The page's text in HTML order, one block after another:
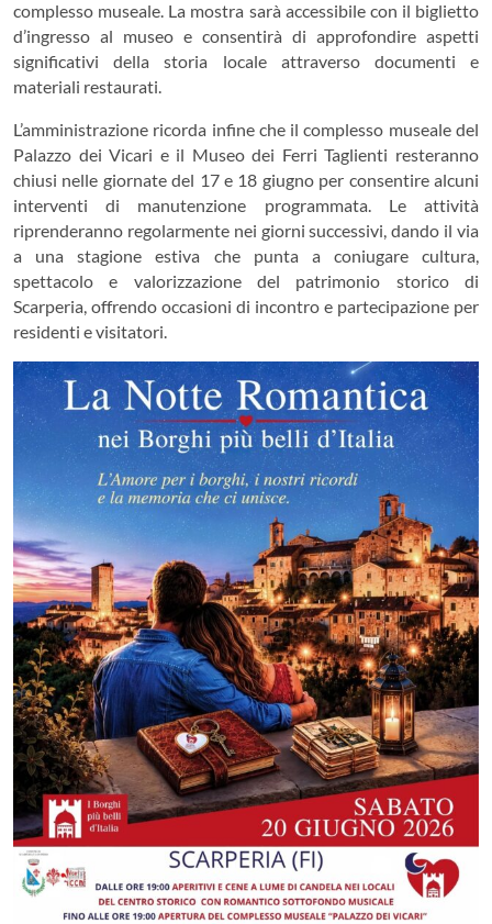
complesso museale. La mostra sarà accessibile con il biglietto
d’ingresso al museo e consentirà di approfondire aspetti
significativi della storia locale attraverso documenti e
materiali restaurati.
L’amministrazione ricorda infine che il complesso museale del
Palazzo dei Vicari e il Museo dei Ferri Taglienti resteranno
chiusi nelle giornate del 17 e 18 giugno per consentire alcuni
interventi di manutenzione programmata. Le attività
riprenderanno regolarmente nei giorni successivi, dando il via
a una stagione estiva che punta a coniugare cultura,
spettacolo e valorizzazione del patrimonio storico di
Scarperia, offrendo occasioni di incontro e partecipazione per
residenti e visitatori.